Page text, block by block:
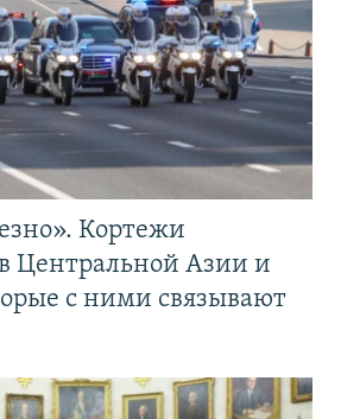
Кортежи
Центральной Азии и
с ними связывают